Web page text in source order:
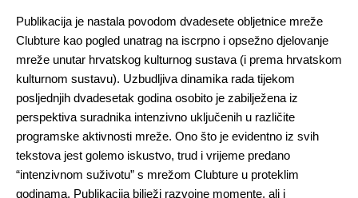
Publikacija je nastala povodom dvadesete obljetnice mreže
Clubture kao pogled unatrag na iscrpno i opsežno djelovanje
mreže unutar hrvatskog kulturnog sustava (i prema hrvatskom
kulturnom sustavu). Uzbudljiva dinamika rada tijekom
posljednjih dvadesetak godina osobito je zabilježena iz
perspektiva suradnika intenzivno uključenih u različite
programske aktivnosti mreže. Ono što je evidentno iz svih
tekstova jest golemo iskustvo, trud i vrijeme predano
“intenzivnom suživotu” s mrežom Clubture u proteklim
godinama. Publikacija bilježi razvojne momente, ali i